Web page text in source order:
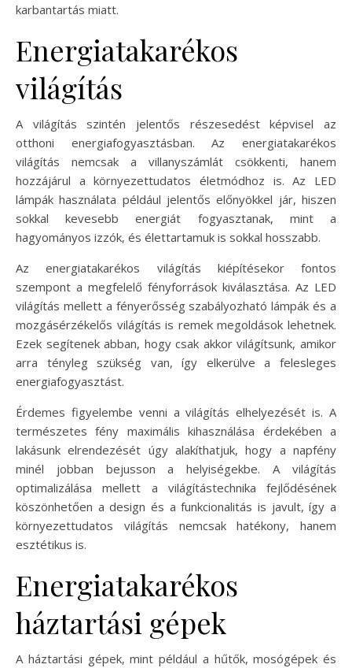
karbantartás miatt.
Energiatakarékos
világítás
A világítás szintén jelentős részesedést képvisel az
otthoni energiafogyasztásban. Az energiatakarékos
világítás nemcsak a villanyszámlát csökkenti, hanem
hozzájárul a környezettudatos életmódhoz is. Az LED
lámpák használata például jelentős előnyökkel jár, hiszen
sokkal kevesebb energiát fogyasztanak, mint a
hagyományos izzók, és élettartamuk is sokkal hosszabb.
Az energiatakarékos világítás kiépítésekor fontos
szempont a megfelelő fényforrások kiválasztása. Az LED
világítás mellett a fényerősség szabályozható lámpák és a
mozgásérzékelős világítás is remek megoldások lehetnek.
Ezek segítenek abban, hogy csak akkor világítsunk, amikor
arra tényleg szükség van, így elkerülve a felesleges
energiafogyasztást.
Érdemes figyelembe venni a világítás elhelyezését is. A
természetes fény maximális kihasználása érdekében a
lakásunk elrendezését úgy alakíthatjuk, hogy a napfény
minél jobban bejusson a helyiségekbe. A világítás
optimalizálása mellett a világítástechnika fejlődésének
köszönhetően a design és a funkcionalitás is javult, így a
környezettudatos világítás nemcsak hatékony, hanem
esztétikus is.
Energiatakarékos
háztartási gépek
A háztartási gépek, mint például a hűtők, mosógépek és